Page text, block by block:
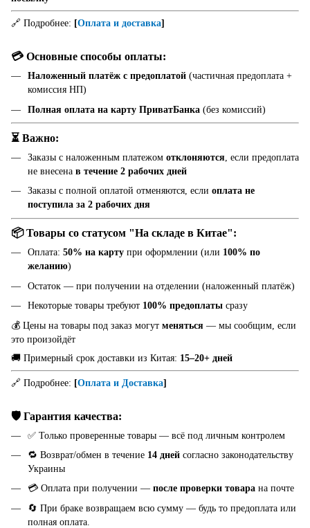
🔗 Подробнее: [Оплата и доставка]
💳 Основные способы оплаты:
Наложенный платёж с предоплатой (частичная предоплата +
комиссия НП)
Полная оплата на карту ПриватБанка (без комиссий)
⏳ Важно:
Заказы с наложенным платежом отклоняются , если предоплата
не внесена в течение 2 рабочих дней
Заказы с полной оплатой отменяются, если оплата не
поступила за 2 рабочих дня
📦 Товары со статусом "На складе в Китае":
Оплата: 50% на карту при оформлении (или 100% по
желанию)
Остаток — при получении на отделении (наложенный платёж)
Некоторые товары требуют 100% предоплаты сразу
💰 Цены на товары под заказ могут меняться — мы сообщим, если
это произойдёт
🚚 Примерный срок доставки из Китая: 15–20+ дней
🔗 Подробнее: [Оплата и Доставка]
🛡️ Гарантия качества:
✅ Только проверенные товары — всё под личным контролем
🔁 Возврат/обмен в течение 14 дней согласно законодательству
Украины
💳 Оплата при получении — после проверки товара на почте
🔄 При браке возвращаем всю сумму — будь то предоплата или
полная оплата.